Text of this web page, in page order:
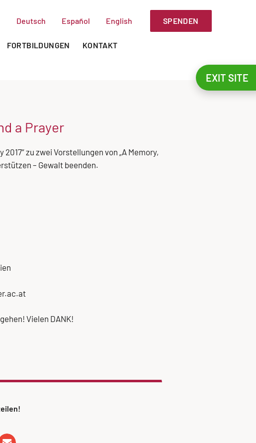
Deutsch Español English SPENDEN
FORTBILDUNGEN KONTAKT
a Prayer
zu zwei Vorstellungen von „A Memory,
– Gewalt beenden.
Vielen DANK!
EXIT SITE